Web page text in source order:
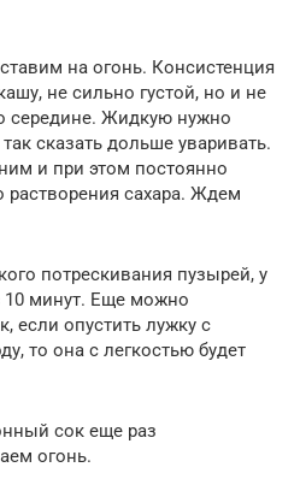
на огонь. Консистенция
не сильно густой, но и не
середине. Жидкую нужно
сказать дольше уваривать.
и при этом постоянно
сахара. Ждем
потрескивания пузырей, у
10 минут. Еще можно
если опустить лужку с
то она с легкостью будет
сок еще раз
огонь.